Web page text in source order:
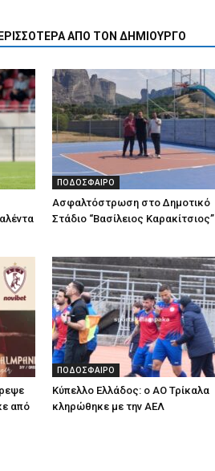
ΑΠΟ ΤΟΝ ΔΗΜΙΟΥΡΓΟ
ΠΟΔΟΣΦΑΙΡΟ
Ασφαλτόστρωση στο Δημοτικό
Στάδιο “Βασίλειος Καρακίτσιος”
από
ΠΟΔΟΣΦΑΙΡΟ
Κύπελλο Ελλάδος: ο ΑΟ Τρίκαλα
κληρώθηκε με την ΑΕΛ